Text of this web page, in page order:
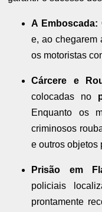
A Emboscada:
e, ao chegarem
os motoristas
Cárcere e
colocadas no
Enquanto os
criminosos
e outros objetos
Prisão em
policiais
prontamente